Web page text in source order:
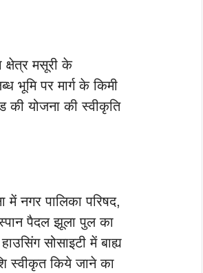
क्षेत्र मसूरी के
भूमि पर मार्ग के किमी
की योजना की स्वीकृति
में नगर पालिका परिषद,
स्पान पैदल झूला पुल का
सोसाइटी में बाह्य
स्वीकृत किये जाने का